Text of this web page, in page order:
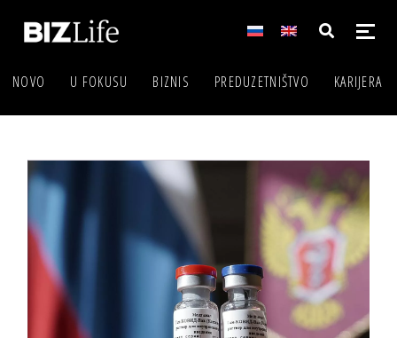
NOVO U FOKUSU BIZNIS PREDUZETNIŠTVO KARIJERA